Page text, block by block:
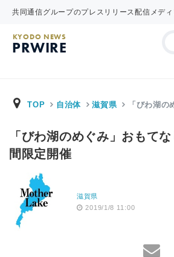
共同通信グループのプレスリリース配信メディ
KYODO NEWS
PRWIRE
TOP 自治体 滋賀県 「びわ湖
「びわ湖のめぐみ」おもて
間限定開催
滋賀県
2019/1/8 11:00